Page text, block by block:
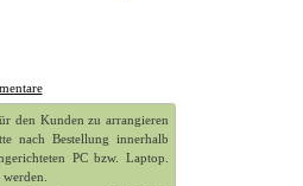
den Kunden zu arrangieren
nach Bestellung innerhalb
PC bzw. Laptop.